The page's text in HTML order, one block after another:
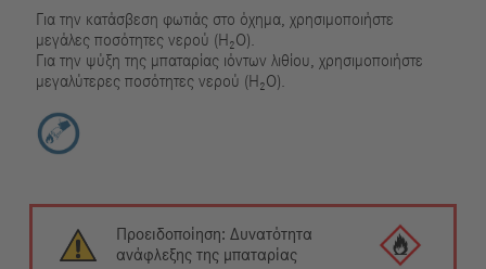
Για την κατάσβεση φωτιάς στο όχημα, χρησιμοποιήστε
μεγάλες ποσότητες νερού (H₂O).
Για την ψύξη της μπαταρίας ιόντων λιθίου, χρησιμοποιήστε
μεγαλύτερες ποσότητες νερού (H₂O).
Προειδοποίηση: Δυνατότητα
ανάφλεξης της μπαταρίας